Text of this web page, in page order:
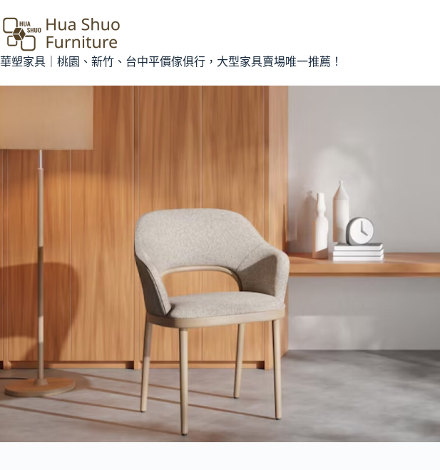
華塑家具｜桃園、新竹、台中平價傢俱行，大型家具賣場唯一推薦！